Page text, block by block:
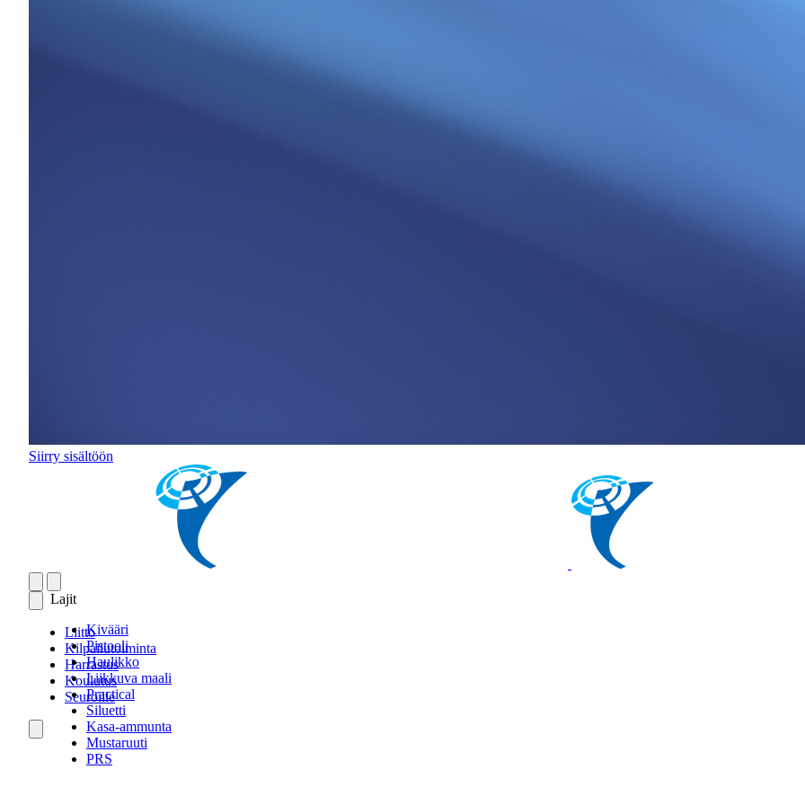
Siirry sisältöön
Lajit
Kivääri
Pistooli
Haulikko
Liikkuva maali
Practical
Siluetti
Kasa-ammunta
Mustaruuti
PRS
Liitto
Kilpailutoiminta
Harrastus
Koulutus
Seuroille